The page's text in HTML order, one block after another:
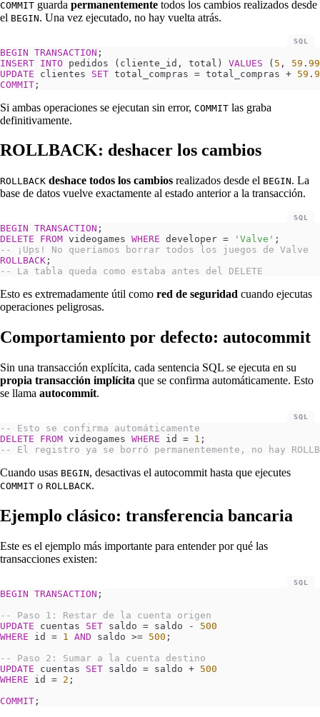
COMMIT guarda permanentemente todos los cambios realizados desde
el BEGIN. Una vez ejecutado, no hay vuelta atrás.
BEGIN TRANSACTION ;
INSERT INTO pedidos (cliente_id, total) VALUES ( 5 , 59 . 99
UPDATE clientes SET total_compras = total_compras + 59 .
COMMIT ;
SQL
Si ambas operaciones se ejecutan sin error, COMMIT las graba
definitivamente.
ROLLBACK: deshacer los cambios
ROLLBACK deshace todos los cambios realizados desde el BEGIN. La
base de datos vuelve exactamente al estado anterior a la transacción.
BEGIN TRANSACTION ;
DELETE FROM videogames WHERE developer = 'Valve' ;
-- ¡Ups! No queríamos borrar todos los juegos de Valve
ROLLBACK ;
-- La tabla queda como estaba antes del DELETE
SQL
Esto es extremadamente útil como red de seguridad cuando ejecutas
operaciones peligrosas.
Comportamiento por defecto: autocommit
Sin una transacción explícita, cada sentencia SQL se ejecuta en su
propia transacción implícita que se confirma automáticamente. Esto
se llama autocommit.
-- Esto se confirma automáticamente
DELETE FROM videogames WHERE id = 1 ;
-- El registro ya se borró permanentemente, no hay
SQL
Cuando usas BEGIN, desactivas el autocommit hasta que ejecutes
COMMIT o ROLLBACK.
Ejemplo clásico: transferencia bancaria
Este es el ejemplo más importante para entender por qué las
transacciones existen:
BEGIN TRANSACTION ;
-- Paso 1: Restar de la cuenta origen
UPDATE cuentas SET saldo = saldo - 500
WHERE id = 1 AND saldo >= 500 ;
-- Paso 2: Sumar a la cuenta destino
UPDATE cuentas SET saldo = saldo + 500
WHERE id = 2 ;
COMMIT ;
SQL